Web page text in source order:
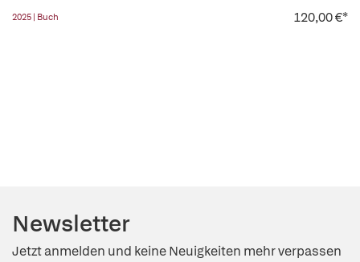
2025 | Buch 120,00 €*
Newsletter
Jetzt anmelden und keine Neuigkeiten mehr verpassen